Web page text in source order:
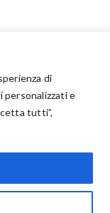
di
e
tutti”,